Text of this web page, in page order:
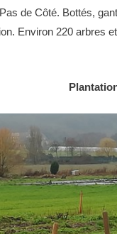
de Côté. Bottés,
Environ 220 arbres